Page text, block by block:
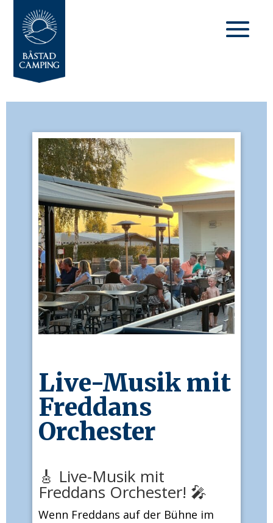
Live-Musik mit
Freddans
Orchester
🎸 Live-Musik mit
Freddans Orchester! 🎤
Wenn Freddans auf der Bühne im